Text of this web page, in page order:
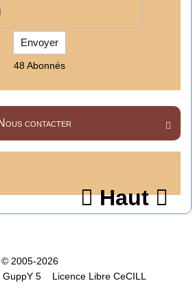
Envoyer
48 Abonnés

contacter
Haut
© 2005-2026
GuppY 5
Licence Libre CeCILL